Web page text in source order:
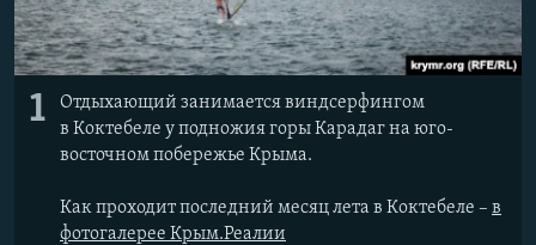
1
Отдыхающий занимается виндсерфингом
в Коктебеле у подножия горы Карадаг на юго-
восточном побережье Крыма.
Как проходит последний месяц лета в Коктебеле – в
фотогалерее Крым.Реалии